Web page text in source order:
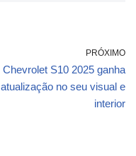
PRÓXIMO
Chevrolet S10 2025 ganha
atualização no seu visual e
interior